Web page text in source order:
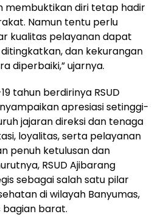
membuktikan diri tetap hadir
Namun tentu perlu
kualitas pelayanan dapat
dan kekurangan
diperbaiki,” ujarnya.
tahun berdirinya RSUD
apresiasi setinggi-
jajaran direksi dan tenaga
loyalitas, serta pelayanan
penuh ketulusan dan
RSUD Ajibarang
sebagai salah satu pilar
di wilayah Banyumas,
bagian barat.